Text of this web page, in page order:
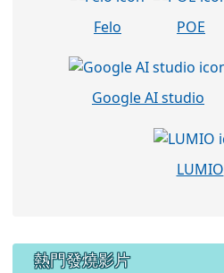
Felo POE
Google AI studio
LUMIO
左邊區域內容
熱門發燒影片